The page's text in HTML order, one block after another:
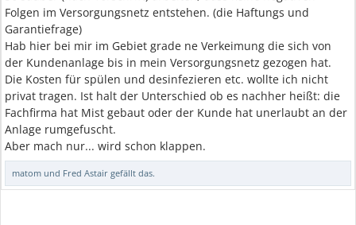
Folgen im Versorgungsnetz entstehen. (die Haftungs und
Garantiefrage)
Hab hier bei mir im Gebiet grade ne Verkeimung die sich von
der Kundenanlage bis in mein Versorgungsnetz gezogen hat.
Die Kosten für spülen und desinfezieren etc. wollte ich nicht
privat tragen. Ist halt der Unterschied ob es nachher heißt: die
Fachfirma hat Mist gebaut oder der Kunde hat unerlaubt an der
Anlage rumgefuscht.
Aber mach nur... wird schon klappen.
matom und Fred Astair gefällt das.